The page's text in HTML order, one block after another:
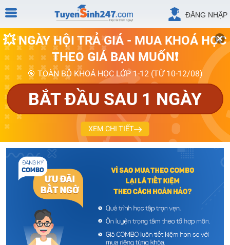
ĐĂNG NHẬP
💥 NGÀY HỘI TRẢ GIÁ - MUA KHOÁ HỌC
THEO GIÁ BẠN MUỐN❗
🎯 TOÀN BỘ KHOÁ HỌC LỚP 1-12 (TỪ 10-12/08)
BẮT ĐẦU SAU 1 NGÀY
XEM CHI TIẾT